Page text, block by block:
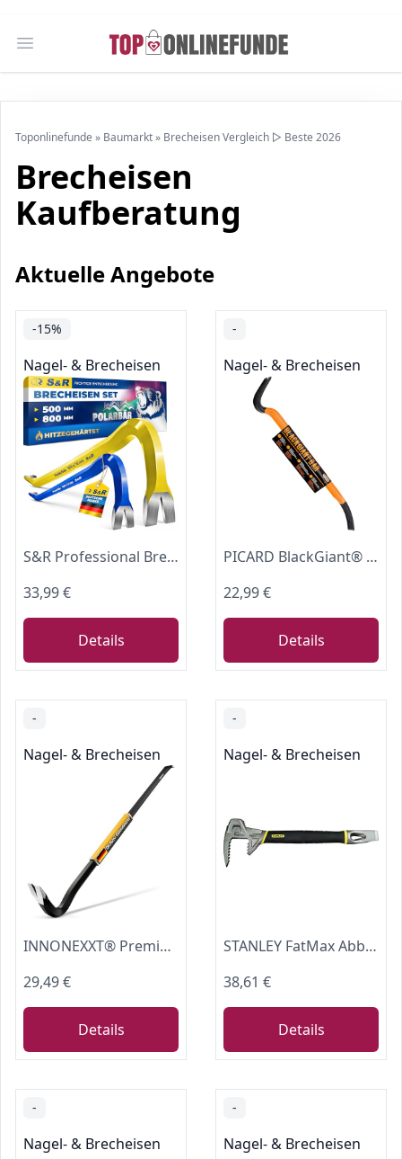
Open main menu
Toponlinefunde » Baumarkt» Brecheisen Vergleich ▷ Beste 2026
Brecheisen
Kaufberatung
Aktuelle Angebote
-15%
Nagel- & Brecheisen
S&R Professional Brecheisen Set 2-tlg 500 x 16 mm, 800 x 18 mm, idealer Härtegrad 38-48 HRC geschmiedet, hitzegehärtet, Stemmeisen, Nageleisen, Brechwerkzeug, Abriss- & Aufbrecharbeit
33,99 €
Details
-
Nagel- & Brecheisen
PICARD BlackGiant® Bar Nageleisen Nr. 46Z 1,8kg | 610mm Länge | 90° Hebelkraft Design | Rutschfest | Für Dachdecker Maurer Schlosser | Biegefest & Langlebig
22,99 €
Details
-
Nagel- & Brecheisen
INNONEXXT® Premium Nageleisen | 800 x 18 mm, Brecheisen aus Spezialstahl
29,49 €
Details
-
Nagel- & Brecheisen
STANLEY FatMax Abbruchwerkzeug Brecheisen Stemmeisen Fubar (4-in-1 Werkzeug, Nagelschlitz, Backen für Hölzer, Stemmeisen) 1-55-119
38,61 €
Details
-
Nagel- & Brecheisen
-
Nagel- & Brecheisen